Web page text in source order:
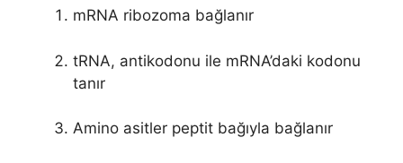
mRNA ribozoma bağlanır
tRNA, antikodonu ile mRNA’daki kodonu
tanır
Amino asitler peptit bağıyla bağlanır